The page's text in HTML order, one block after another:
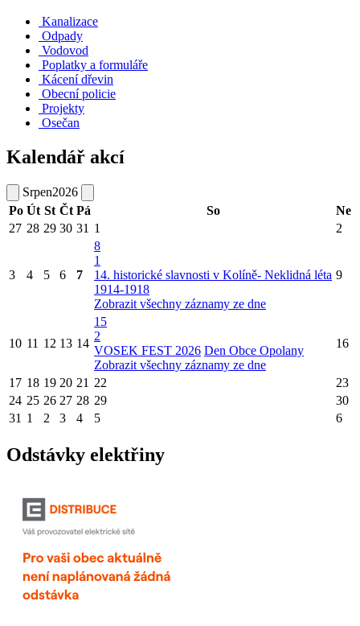
Kanalizace
Odpady
Vodovod
Poplatky a formuláře
Kácení dřevin
Obecní policie
Projekty
Osečan
Kalendář akcí
Srpen2026
Po Út St Čt Pá So
Ne
27 28 29 30 31 1 2
3 4 5 6 7
8
1
14. historické slavnosti v Kolíně- Neklidná léta
1914-1918
Zobrazit všechny záznamy ze dne
9
10 11 12 13 14
15
2
VOSEK FEST 2026 Den Obce Opolany
Zobrazit všechny záznamy ze dne
16
17 18 19 20 21 22
23
24 25 26 27 28 29
30
31 1 2 3 4 5 6
Odstávky elektřiny